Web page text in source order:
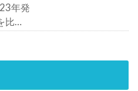
年発
比